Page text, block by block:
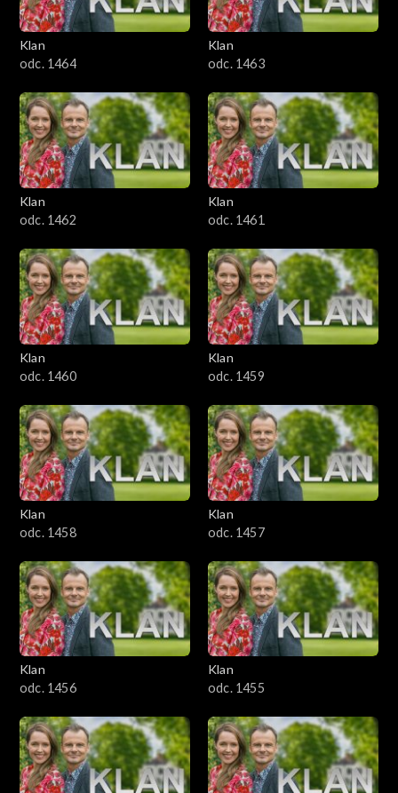
Klan
odc. 1464
Klan
odc. 1463
Klan
odc. 1462
Klan
odc. 1461
Klan
odc. 1460
Klan
odc. 1459
Klan
odc. 1458
Klan
odc. 1457
Klan
odc. 1456
Klan
odc. 1455